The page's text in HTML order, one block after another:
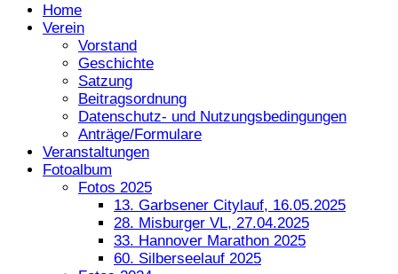
Home
Verein
Vorstand
Geschichte
Satzung
Beitragsordnung
Datenschutz- und Nutzungsbedingungen
Anträge/Formulare
Veranstaltungen
Fotoalbum
Fotos 2025
13. Garbsener Citylauf, 16.05.2025
28. Misburger VL, 27.04.2025
33. Hannover Marathon 2025
60. Silberseelauf 2025